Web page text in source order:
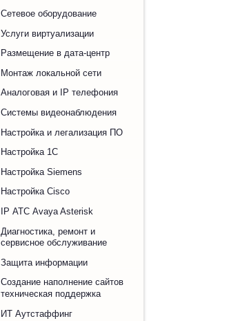
Сетевое оборудование
Услуги виртуализации
Размещение в дата-центр
Монтаж локальной сети
Аналоговая и IP телефония
Системы видеонаблюдения
Настройка и легализация ПО
Настройка 1С
Настройка Siemens
Настройка Cisco
IP АТС Avaya Asterisk
Диагностика, ремонт и
сервисное обслуживание
Защита информации
Создание наполнение сайтов
техническая поддержка
ИТ Аутстаффинг